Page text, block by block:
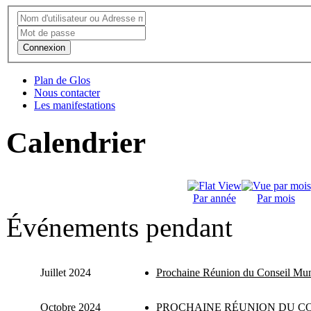
Connexion
Plan de Glos
Nous contacter
Les manifestations
Calendrier
Par année Par mois
Événements pendant
Juillet 2024 Prochaine Réunion du Conseil
Octobre 2024 PROCHAINE RÉUNION DU